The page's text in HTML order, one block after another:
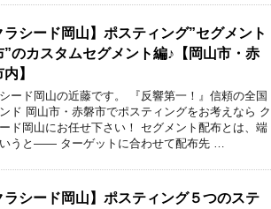
ラシード岡山】ポスティング”セグメント
”のカスタムセグメント編♪【岡山市・赤
】
ード岡山の近藤です。 『反響第一！』信頼の全国
ド 岡山市・赤磐市でポスティングをお考えなら ク
ド岡山にお任せ下さい！ セグメント配布とは、端
うと―― ターゲットに合わせて配布先 …
ラシード岡山】ポスティング５つのステ